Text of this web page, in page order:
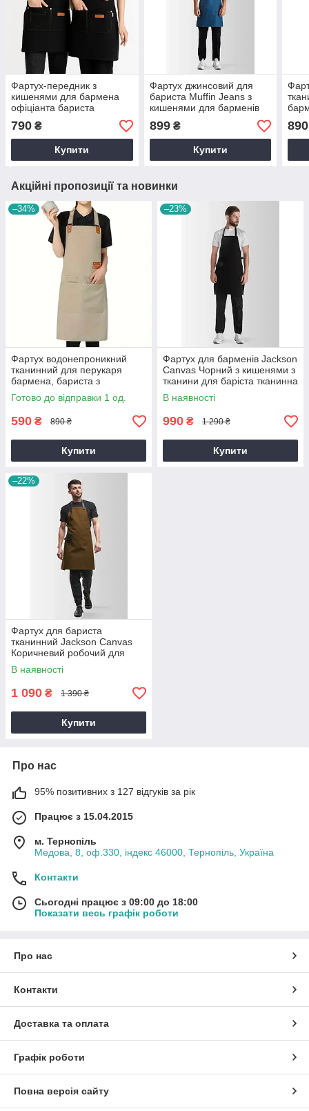
Фартух-передник з
кишенями для бармена
офіціанта бариста
кухні тканинний бавовна
кухонний Чорний
790 ₴
Купити
Фартух джинсовий для
бариста Muffin Jeans з
кишенями для барменів
робочий з ременями для
офіціанта
899₴
Купити
890
Акційні пропозиції та новинки
–34%
Фартух водонепроникний
тканинний для перукаря
бармена, бариста з
кишенями Бежевий розмір М
Готово до відправки 1 од.
590 ₴ 890 ₴
Купити
–23%
Фартух для барменів Jackson
Canvas Чорний з кишенями з
тканини для баріста тканинна
бавовна для офіціанта
В наявності
990 ₴ 1 290 ₴
Купити
–22%
Фартух для бариста
тканинний Jackson Canvas
Коричневий робочий для
бармена з кишенею фартух
для офіціанта
В наявності
1 090 ₴ 1 390 ₴
Купити
Про нас
95% позитивних з 127 відгуків за рік
Працює з 15.04.2015
м. Тернопіль
Медова, 8, оф.330, індекс 46000, Тернопіль, Україна
Контакти
Сьогодні працює з 09:00 до 18:00
Показати весь графік роботи
Про нас
Контакти
Доставка та оплата
Графік роботи
Повна версія сайту